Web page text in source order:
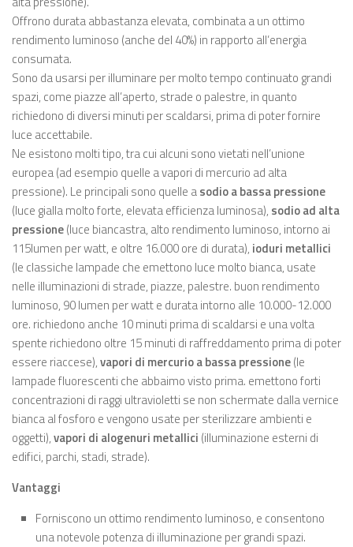
Offrono durata abbastanza elevata, combinata a un ottimo
rendimento luminoso (anche del 40%) in rapporto all’energia
consumata.
Sono da usarsi per illuminare per molto tempo continuato grandi
spazi, come piazze all’aperto, strade o palestre, in quanto
richiedono di diversi minuti per scaldarsi, prima di poter fornire
luce accettabile.
Ne esistono molti tipo, tra cui alcuni sono vietati nell’unione
europea (ad esempio quelle a vapori di mercurio ad alta
pressione). Le principali sono quelle asodio a bassa pressione
(luce gialla molto forte, elevata efficienza luminosa), sodio ad alta
pressione(luce biancastra, alto rendimento luminoso, intorno ai
115lumen per watt, e oltre 16.000 ore di durata), ioduri metallici
(le classiche lampade che emettono luce molto bianca, usate
nelle illuminazioni di strade, piazze, palestre. buon rendimento
luminoso, 90 lumen per watt e durata intorno alle 10.000-12.000
ore. richiedono anche 10 minuti prima di scaldarsi e una volta
spente richiedono oltre 15 minuti di raffreddamento prima di poter
essere riaccese),vapori di mercurio a bassa pressione(le
lampade fluorescenti che abbaimo visto prima. emettono forti
concentrazioni di raggi ultravioletti se non schermate dalla vernice
bianca al fosforo e vengono usate per sterilizzare ambienti e
oggetti),vapori di alogenuri metallici (illuminazione esterni di
edifici, parchi, stadi, strade).
Vantaggi
Forniscono un ottimo rendimento luminoso, e consentono
una notevole potenza di illuminazione per grandi spazi.